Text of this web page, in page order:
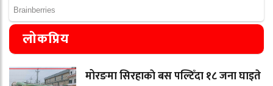
लोकप्रिय
मोरङमा सिरहाकाे बस पल्टिँदा १८ जना घाइते